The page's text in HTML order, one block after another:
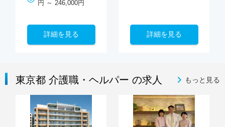
円 ～ 246,000円
詳細を見る 詳細を見る
東京都 介護職・ヘルパー の求人 もっと見る